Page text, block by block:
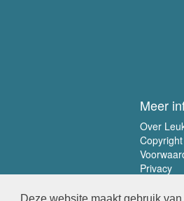
Meer
Over
Copyright
Privacy